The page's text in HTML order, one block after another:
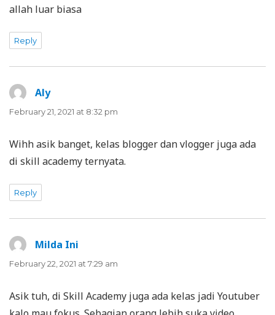
allah luar biasa
Reply
Alysays:
February 21, 2021 at 8:32 pm
Wihh asik banget, kelas blogger dan vlogger juga ada
di skill academy ternyata.
Reply
Milda Ini
February 22, 2021 at 7:29 am
Asik tuh, di Skill Academy juga ada kelas jadi Youtuber